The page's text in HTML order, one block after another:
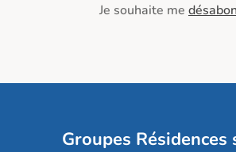
Je souhaite me
Groupes Résidences